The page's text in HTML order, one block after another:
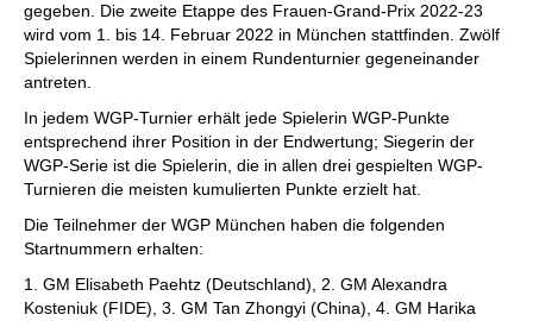
gegeben. Die zweite Etappe des Frauen-Grand-Prix 2022-23
wird vom 1. bis 14. Februar 2022 in München stattfinden. Zwölf
Spielerinnen werden in einem Rundenturnier gegeneinander
antreten.
In jedem WGP-Turnier erhält jede Spielerin WGP-Punkte
entsprechend ihrer Position in der Endwertung; Siegerin der
WGP-Serie ist die Spielerin, die in allen drei gespielten WGP-
Turnieren die meisten kumulierten Punkte erzielt hat.
Die Teilnehmer der WGP München haben die folgenden
Startnummern erhalten:
1. GM Elisabeth Paehtz (Deutschland), 2. GM Alexandra
Kosteniuk (FIDE), 3. GM Tan Zhongyi (China), 4. GM Harika